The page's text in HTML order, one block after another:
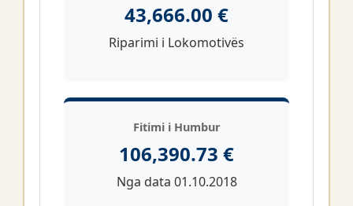
43,666.00 €
Riparimi i Lokomotivës
Fitimi i Humbur
106,390.73 €
Nga data 01.10.2018